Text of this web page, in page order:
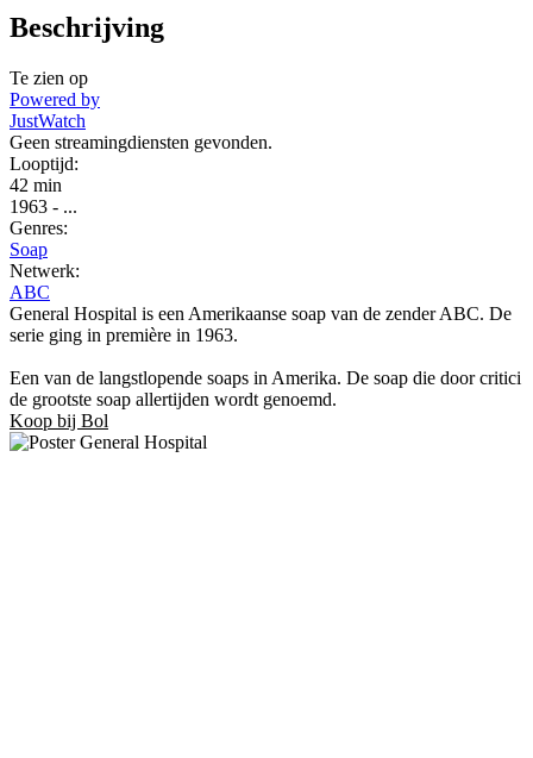
Beschrijving
Te zien op
Powered by
JustWatch
Geen streamingdiensten gevonden.
Looptijd:
42 min
1963 - ...
Genres:
Soap
Netwerk:
ABC
General Hospital is een Amerikaanse soap van de zender ABC. De
serie ging in première in 1963.
Een van de langstlopende soaps in Amerika. De soap die door critici
de grootste soap allertijden wordt genoemd.
Koop bij Bol